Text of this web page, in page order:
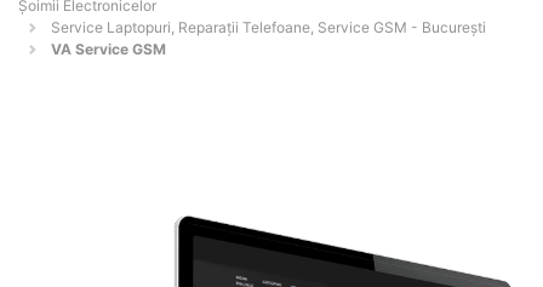
Șoimii Electronicelor
Service Laptopuri, Reparații Telefoane, Service GSM - Bucureşti
VA Service GSM